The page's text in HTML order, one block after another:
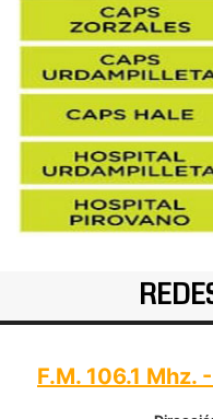
F.M. 106.1 Mhz.